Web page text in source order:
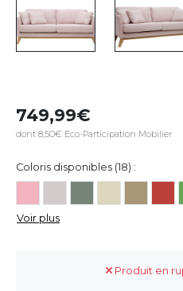
749,99
dont 8,50€ Eco-Participation Mobilier
Coloris disponibles (18) :
Voir plus
Produit en